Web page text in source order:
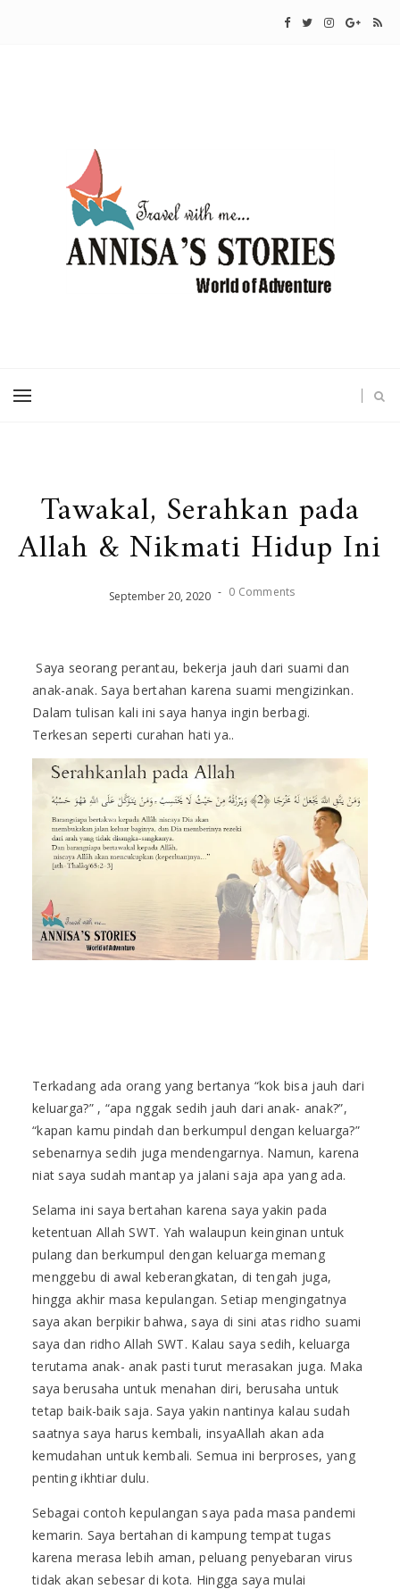
Tawakal, Serahkan pada
Allah & Nikmati Hidup Ini
September20,2020 - 0 Comments
Saya seorang perantau, bekerja jauh dari suami dan
anak-anak. Saya bertahan karena suami mengizinkan.
Dalam tulisan kali ini saya hanya ingin berbagi.
Terkesan seperti curahan hati ya..
Terkadang ada orang yang bertanya “kok bisa jauh dari
keluarga?” , “apa nggak sedih jauh dari anak- anak?”,
“kapan kamu pindah dan berkumpul dengan keluarga?”
sebenarnya sedih juga mendengarnya. Namun, karena
niat saya sudah mantap ya jalani saja apa yang ada.
Selama ini saya bertahan karena saya yakin pada
ketentuan Allah SWT. Yah walaupun keinginan untuk
pulang dan berkumpul dengan keluarga memang
menggebu di awal keberangkatan, di tengah juga,
hingga akhir masa kepulangan. Setiap mengingatnya
saya akan berpikir bahwa, saya di sini atas ridho suami
saya dan ridho Allah SWT. Kalau saya sedih, keluarga
terutama anak- anak pasti turut merasakan juga. Maka
saya berusaha untuk menahan diri, berusaha untuk
tetap baik-baik saja. Saya yakin nantinya kalau sudah
saatnya saya harus kembali, insyaAllah akan ada
kemudahan untuk kembali. Semua ini berproses, yang
penting ikhtiar dulu.
Sebagai contoh kepulangan saya pada masa pandemi
kemarin. Saya bertahan di kampung tempat tugas
karena merasa lebih aman, peluang penyebaran virus
tidak akan sebesar di kota. Hingga saya mulai